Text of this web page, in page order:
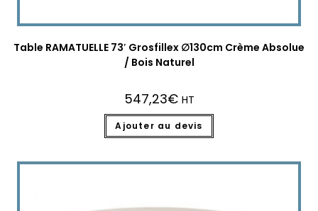
Table RAMATUELLE 73′ Grosfillex ∅130cm Crème Absolue
/ Bois Naturel
547,23€ HT
Ajouter au devis